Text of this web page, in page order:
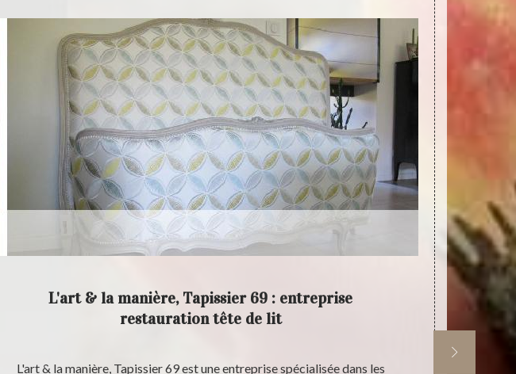
L'art & la manière, Tapissier 69 : entreprise
restauration tête de lit
L'art & la manière, Tapissier 69 est une entreprise spécialisée dans les